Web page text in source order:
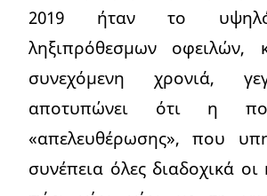
2019 ήταν το
ληξιπρόθεσμων οφειλών,
συνεχόμενη χρονιά,
αποτυπώνει ότι η
«απελευθέρωσης», που
συνέπεια όλες διαδοχικά οι